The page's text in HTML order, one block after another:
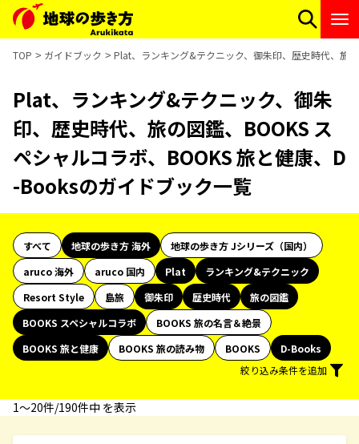
TOP ガイドブック Plat、ランキング&テクニック、御朱印、歴史時代、旅
Plat、ランキング&テクニック、御朱
印、歴史時代、旅の図鑑、BOOKS ス
ペシャルコラボ、BOOKS 旅と健康、D
-Booksのガイドブック一覧
すべて 地球の歩き方 海外
地球の歩き方 Jシリーズ（国内）
aruco 海外
aruco 国内 Plat
ランキング&テクニック
Resort Style
島旅 御朱印 歴史時代
旅の図鑑
BOOKS スペシャルコラボ
BOOKS 旅の名言＆絶景
BOOKS 旅と健康
BOOKS 旅の読み物 BOOKS
D-Books
絞り込み条件を追加
1〜20件/190件中 を表示